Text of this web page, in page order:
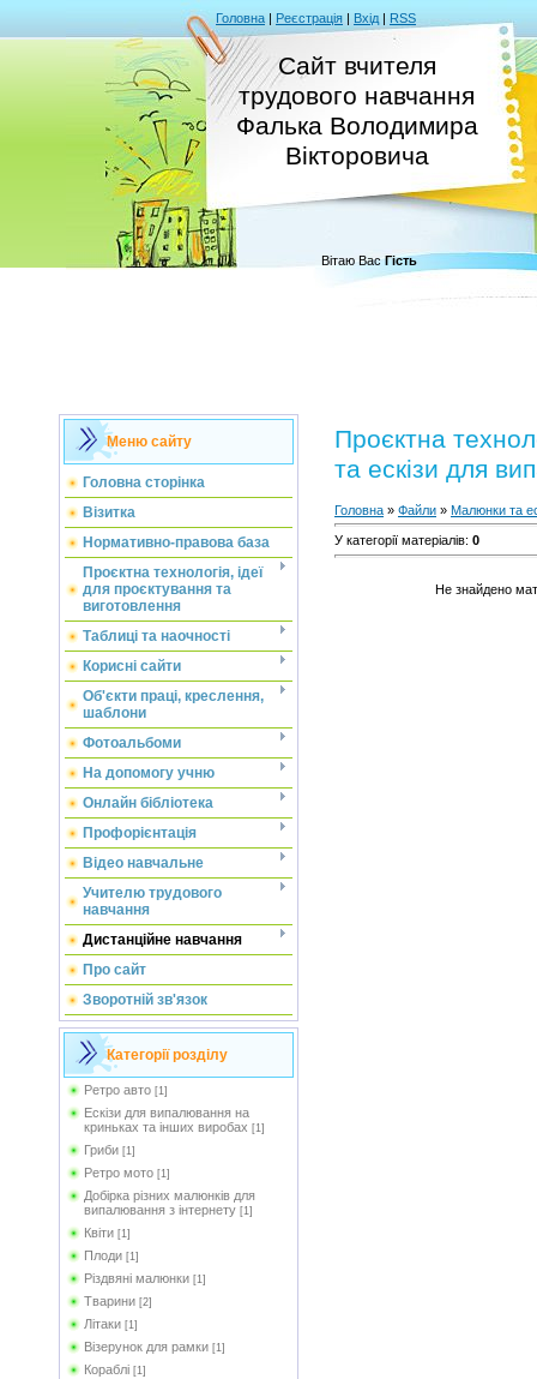
Головна | Реєстрація | Вхід | RSS
Сайт вчителя
трудового навчання
Фалька Володимира
Вікторовича
Вітаю Вас Гість
Меню сайту
Головна сторінка
Візитка
Нормативно-правова база
Проєктна технологія, ідеї
для проєктування та
виготовлення
Таблиці та наочності
Корисні сайти
Об'єкти праці, креслення,
шаблони
Фотоальбоми
На допомогу учню
Онлайн бібліотека
Профорієнтація
Відео навчальне
Учителю трудового
навчання
Дистанційне навчання
Про сайт
Зворотній зв'язок
Категорії розділу
Ретро авто [1]
Ескізи для випалювання на
криньках та інших виробах [1]
Гриби [1]
Ретро мото [1]
Добірка різних малюнків для
випалювання з інтернету [1]
Квіти [1]
Плоди [1]
Різдвяні малюнки [1]
Тварини [2]
Літаки [1]
Візерунок для рамки [1]
Кораблі [1]
Проєктна
та ескізи для
Головна » Файли » Малюнки та
У категорії матеріалів: 0
Не знайдено